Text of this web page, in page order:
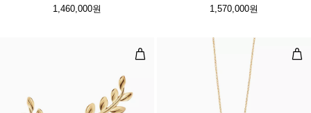
1,460,000원
1,570,000원
올리브 리프 클라이머 이어링 러